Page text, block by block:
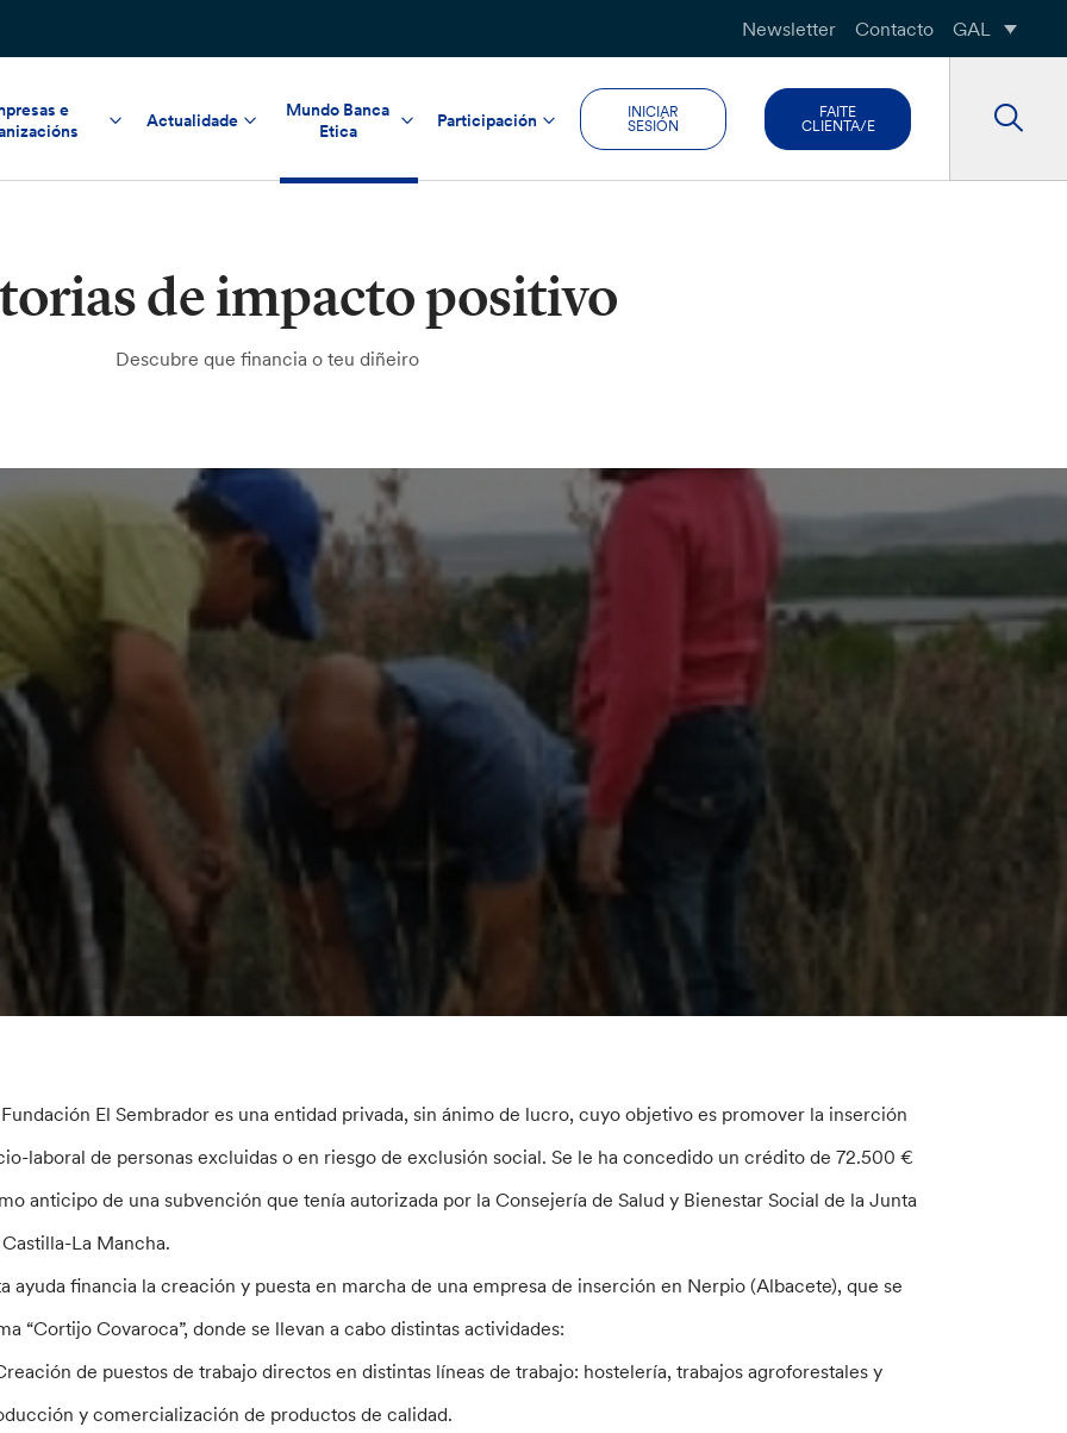
Newsletter Contacto GAL
e
Actualidade
Mundo Banca
Etica
Participación
INICIAR
SESIÓN
FAITE
CLIENTA/E
de impacto positivo
Descubre que financia o teu diñeiro
El Sembrador es una entidad privada, sin ánimo de lucro, cuyo objetivo es promover la inserción
laboral de personas excluidas o en riesgo de exclusión social. Se le ha concedido un crédito de 72.500 €
anticipo de una subvención que tenía autorizada por la Consejería de Salud y Bienestar Social de la Junta
La Mancha.
ayuda financia la creación y puesta en marcha de una empresa de inserción en Nerpio (Albacete), que se
“Cortijo Covaroca”, donde se llevan a cabo distintas actividades:
de puestos de trabajo directos en distintas líneas de trabajo: hostelería, trabajos agroforestales y
y comercialización de productos de calidad.